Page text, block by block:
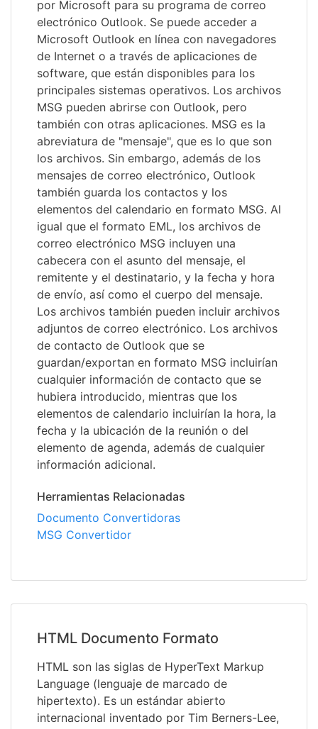
por Microsoft para su programa de correo
electrónico Outlook. Se puede acceder a
Microsoft Outlook en línea con navegadores
de Internet o a través de aplicaciones de
software, que están disponibles para los
principales sistemas operativos. Los archivos
MSG pueden abrirse con Outlook, pero
también con otras aplicaciones. MSG es la
abreviatura de "mensaje", que es lo que son
los archivos. Sin embargo, además de los
mensajes de correo electrónico, Outlook
también guarda los contactos y los
elementos del calendario en formato MSG. Al
igual que el formato EML, los archivos de
correo electrónico MSG incluyen una
cabecera con el asunto del mensaje, el
remitente y el destinatario, y la fecha y hora
de envío, así como el cuerpo del mensaje.
Los archivos también pueden incluir archivos
adjuntos de correo electrónico. Los archivos
de contacto de Outlook que se
guardan/exportan en formato MSG incluirían
cualquier información de contacto que se
hubiera introducido, mientras que los
elementos de calendario incluirían la hora, la
fecha y la ubicación de la reunión o del
elemento de agenda, además de cualquier
información adicional.
Herramientas Relacionadas
Documento Convertidoras
MSG Convertidor
HTML Documento Formato
HTML son las siglas de HyperText Markup
Language (lenguaje de marcado de
hipertexto). Es un estándar abierto
internacional inventado por Tim Berners-Lee,